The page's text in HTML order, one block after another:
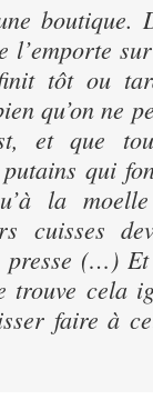
boutique.
l’emporte
finit tôt ou
qu’on ne
et que
qui
la
cuisses
presse (…)
cela
faire à